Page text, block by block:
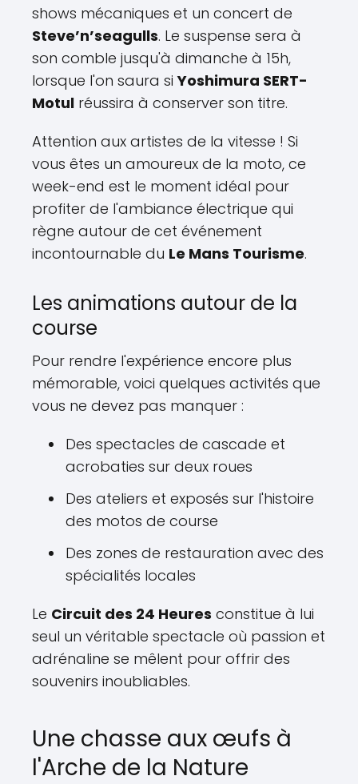
shows mécaniques et un concert de
Steve’n’seagulls. Le suspense sera à
son comble jusqu'à dimanche à 15h,
lorsque l'on saura siYoshimura SERT-
Motul réussira à conserver son titre.
Attention aux artistes de la vitesse ! Si
vous êtes un amoureux de la moto, ce
week-end est le moment idéal pour
profiter de l'ambiance électrique qui
règne autour de cet événement
incontournable du Le Mans Tourisme.
Les animations autour de la
course
Pour rendre l'expérience encore plus
mémorable, voici quelques activités que
vous ne devez pas manquer :
Des spectacles de cascade et
acrobaties sur deux roues
Des ateliers et exposés sur l'histoire
des motos de course
Des zones de restauration avec des
spécialités locales
Le Circuit des 24 Heures constitue à lui
seul un véritable spectacle où passion et
adrénaline se mêlent pour offrir des
souvenirs inoubliables.
Une chasse aux œufs à
l'Arche de la Nature